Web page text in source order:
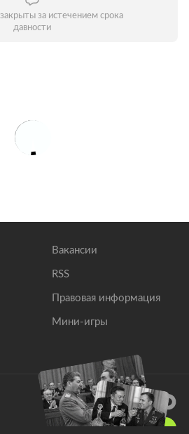
за истечением срока
давности
Вакансии
RSS
Правовая информация
Мини-игры